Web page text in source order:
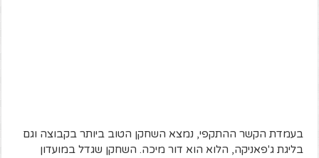
בעמדת הקשר ההתקפי, נמצא השחקן הטוב ביותר בקבוצה וגם
בליגת ג'פאניקה, הלוא הוא דור מיכה. השחקן שגדל במועדון